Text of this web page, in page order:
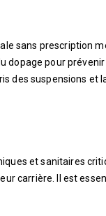
sans prescription
dopage pour
des suspensions et
et sanitaires
carrière. Il est